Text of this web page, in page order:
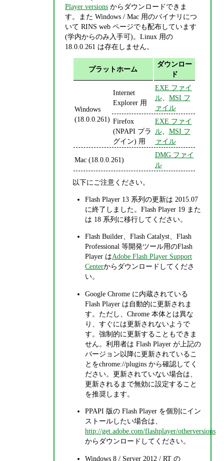
Player versions からダウンロードできま
す。また Windows / Mac 用のバイナリにつ
いて RINS web ページでも配布しています
(学内からのみ入手可)。Linux 用の
18.0.0.261 は存在しません。
プラットホーム
ダウンロー
ド
Windows
(18.0.0.261)
Internet
Explorer 用
EXE ファイ
ル、 MSI フ
ァイル
Firefox
(NPAPI プラ
グイン) 用
EXE ファイ
ル、 MSI フ
ァイル
Mac (18.0.0.261)
DMG ファイ
ル
以下にご注意ください。
Flash Player 13 系列の更新は 2015.07
に終了しました。Flash Player 19 また
は 18 系列に移行してください。
Flash Builder、Flash Catalyst、Flash
Professional 等開発ツール用のFlash
Player はAdobe Flash Player Support
Centerからダウンロードしてくださ
い。
Google Chrome に内蔵されている
Flash Player は自動的に更新されま
す。ただし、Chrome 本体とは異な
り、すぐには更新されないようで
す。強制的に更新することもできま
せん。利用者は Flash Player が上記の
バージョン以降に更新されているこ
とをchrome://plugins から確認してく
ださい。更新されていない場合は、
更新されるまで無効に設定すること
を推奨します。
PPAPI 版の Flash Player を個別にイン
ストールしたい場合は、
http://get.adobe.com/flashplayer/otherversions
からダウンロードしてください。
Windows 8 / Server 2012 / RT の